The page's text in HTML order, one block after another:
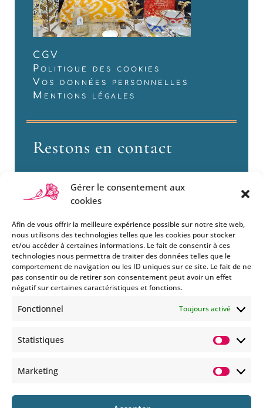
Gérer le consentement aux
cookies
Afin de vous offrir la meilleure expérience possible sur notre site web,
nous utilisons des technologies telles que les cookies pour stocker
et/ou accéder à certaines informations. Le fait de consentir à ces
technologies nous permettra de traiter des données telles que le
comportement de navigation ou les ID uniques sur ce site. Le fait de ne
pas consentir ou de retirer son consentement peut avoir un effet
négatif sur certaines caractéristiques et fonctions.
Fonctionnel Toujours activé
Statistiques
Marketing
CGV
Politique des cookies
Vos données personnelles
Mentions légales
Restons en contact
Si vous souhaitez être informés
des nouveautés et évènements
que nous organisons
abonnez-vous à notre
de nos MMS.
En savoir plus